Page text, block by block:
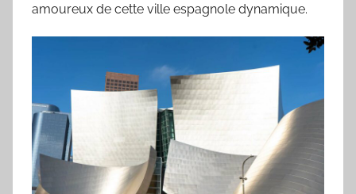
amoureux de cette ville espagnole dynamique.